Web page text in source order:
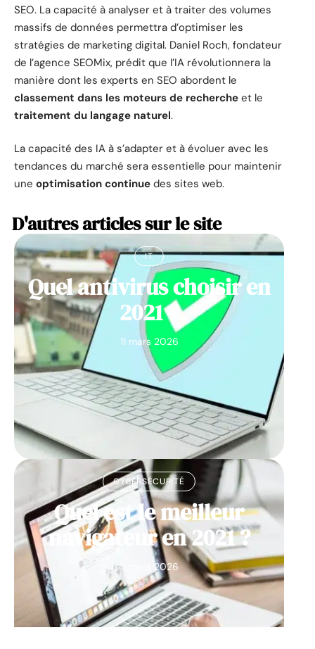
SEO. La capacité à analyser et à traiter des volumes
massifs de données permettra d’optimiser les
stratégies de marketing digital. Daniel Roch, fondateur
de l’agence SEOMix, prédit que l’IA révolutionnera la
manière dont les experts en SEO abordent le
classement dans les moteurs de recherche et le
traitement du langage naturel.
La capacité des IA à s’adapter et à évoluer avec les
tendances du marché sera essentielle pour maintenir
une optimisation continue des sites web.
D'autres articles sur le site
IT
Quel antivirus choisir en
2021 ?
11 mars 2026
CYBERSÉCURITÉ
Quel est le meilleur
navigateur en 2021 ?
11 mars 2026